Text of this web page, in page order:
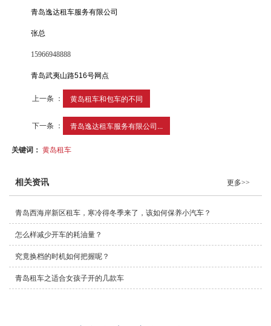
青岛逸达租车服务有限公司
张总
15966948888
青岛武夷山路516号网点
上一条 ： 黄岛租车和包车的不同
下一条 ： 青岛逸达租车服务有限公司...
关键词：黄岛租车
相关资讯 更多>>
青岛西海岸新区租车，寒冷得冬季来了，该如何保养小汽车？
怎么样减少开车的耗油量？
究竟换档的时机如何把握呢？
青岛租车之适合女孩子开的几款车